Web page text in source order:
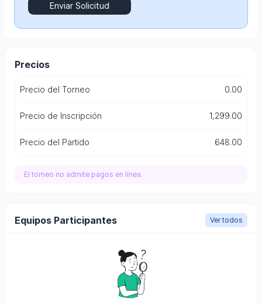
Enviar Solicitud
Precios
Precio del Torneo 0.00
Precio de Inscripción 1,299.00
Precio del Partido 648.00
El torneo no admite pagos en línea.
Equipos Participantes Ver todos